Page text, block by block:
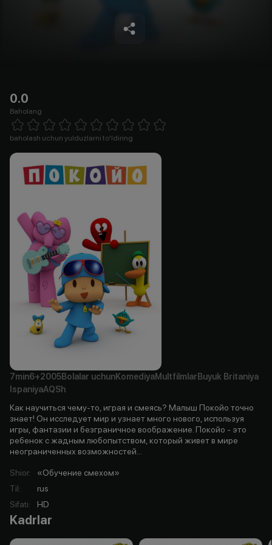
0.0
Baholang
1 Star 2 Stars 3 Stars 4 Stars5 Stars 6 Stars7 Stars8 Stars
baholash uchun yulduzlarni to'ldiring
7min6+2005Bolalar uchunKomediyaMultfilmlar Buyuk Britaniya
IspaniyaAQSh
Как научиться чему-то, играя и смеясь? Малыш Покойо точно
знает! Он исследует мир и узнает много нового, используя
игры, фантазии и безграничное воображение. Покойо - это
ребенок с жадным любопытством, который живет в мире
неограниченных возможностей...
Shior:
«Обучение смехом»
Til:
rus
Sifati: HD
Kadrlar